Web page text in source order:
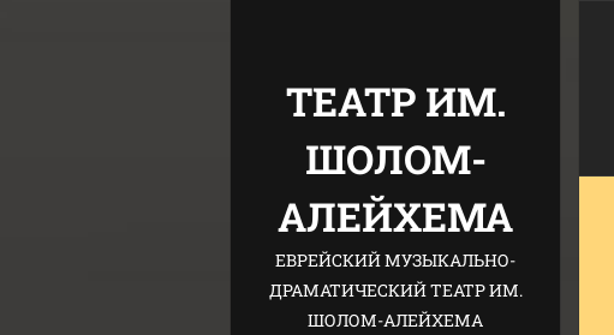
ТЕАТР ИМ.
ШОЛОМ-
АЛЕЙХЕМА
ЕВРЕЙСКИЙ МУЗЫКАЛЬНО-
ДРАМАТИЧЕСКИЙ ТЕАТР ИМ.
ШОЛОМ-АЛЕЙХЕМА